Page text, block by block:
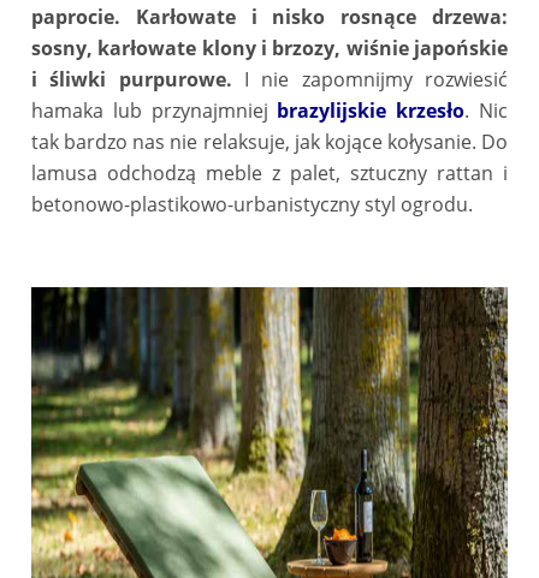
paprocie. Karłowate i nisko rosnące drzewa:
sosny, karłowate klony i brzozy, wiśnie japońskie
i śliwki purpurowe. I nie zapomnijmy rozwiesić
hamaka lub przynajmniej brazylijskie krzesło. Nic
tak bardzo nas nie relaksuje, jak kojące kołysanie. Do
lamusa odchodzą meble z palet, sztuczny rattan i
betonowo-plastikowo-urbanistyczny styl ogrodu.